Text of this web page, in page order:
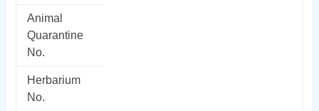
Animal
Quarantine
No.
Herbarium
No.